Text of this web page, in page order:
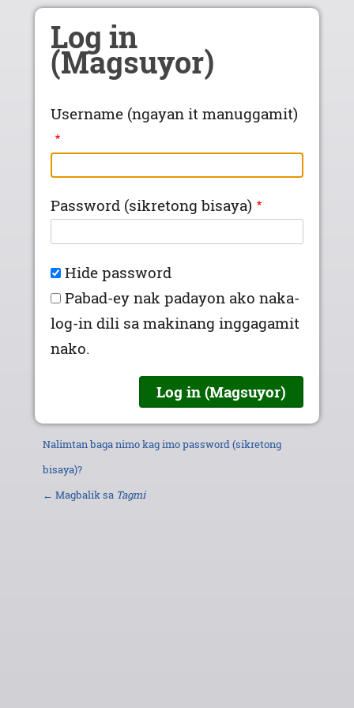
Skip to main content
Log in
(Magsuyor)
Username (ngayan it manuggamit)
Password (sikretong bisaya)
Hide password
Pabad-ey nak padayon ako naka-
log-in dili sa makinang inggagamit
nako.
Nalimtan baga nimo kag imo password (sikretong
bisaya)?
← Magbalik sa Tagmi